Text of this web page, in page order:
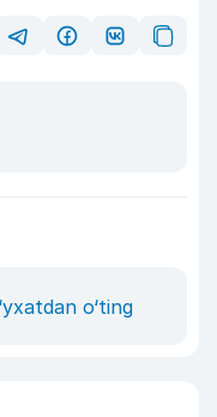
o‘ting